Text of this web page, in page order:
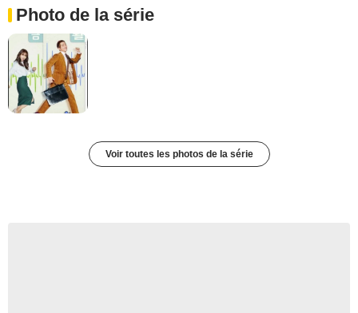
Photo de la série
Voir toutes les photos de la série